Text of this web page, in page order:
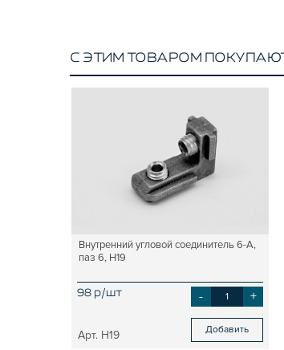
С ЭТИМ ТОВАРОМ ПОКУПАЮТ
Внутренний угловой соединитель 6-А,
паз 6, H19
98 р/шт - +
H19 Добавить